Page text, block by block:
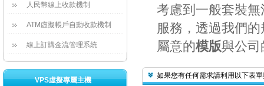
人民幣線上收款機制
ATM虛擬帳戶自動收款機制
線上訂購金流管理系統
VPS虛擬專屬主機
考慮到一般套裝
服務，透過我們
屬意的模版與公司
如果您有任何需求請利用以下表